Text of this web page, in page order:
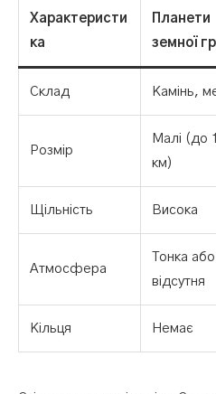
Характеристи
ка
Планети
земної
Склад Камінь,
Розмір
Малі (до
км)
Щільність Висока
Атмосфера
Тонка або
відсутня
Кільця Немає